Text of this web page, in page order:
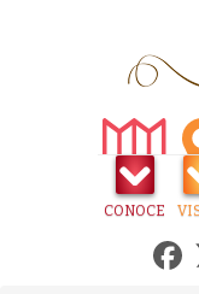
CONOCE